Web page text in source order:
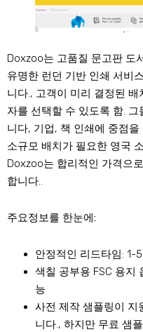
Doxzoo는 고품질 문고판 도
유명한 런던 기반 인쇄 서비
니다., 고객이 미리 결정된
자를 선택할 수 있도록 함.
니다, 기업, 책 인쇄에 중점
소규모 배치가 필요한 영국
Doxzoo는 합리적인 가격으
합니다..
주요정보를 한눈에:
안정적인 리드타임: 1-
색칠 공부용 FSC 용지
능
사전 제작 샘플링이 지
니다., 하지만 무료 샘